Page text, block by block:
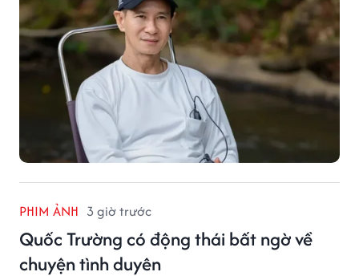
PHIM ẢNH 3 giờ trước
Quốc Trường có động thái bất ngờ về
chuyện tình duyên